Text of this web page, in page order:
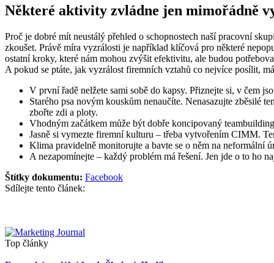
Některé aktivity zvládne jen mimořádně
Proč je dobré mít neustálý přehled o schopnostech naší pracovní
zkoušet. Právě míra vyzrálosti je například klíčová pro některé
ostatní kroky, které nám mohou zvýšit efektivitu, ale budou
A pokud se ptáte, jak vyzrálost firemních vztahů co nejvíce posílit,
V první řadě nelžete sami sobě do kapsy. Přiznejte si, v čem
Starého psa novým kouskům nenaučíte. Nenasazujte zběsilé
zbořte zdi a ploty.
Vhodným začátkem může být dobře koncipovaný
Jasně si vymezte firemní kulturu – třeba vytvořením CIMM.
Klima pravidelně monitorujte a bavte se o něm na neformální
A nezapomínejte – každý problém má řešení. Jen jde o to ho
Štítky dokumentu: Facebook
Sdílejte tento článek:
Top články